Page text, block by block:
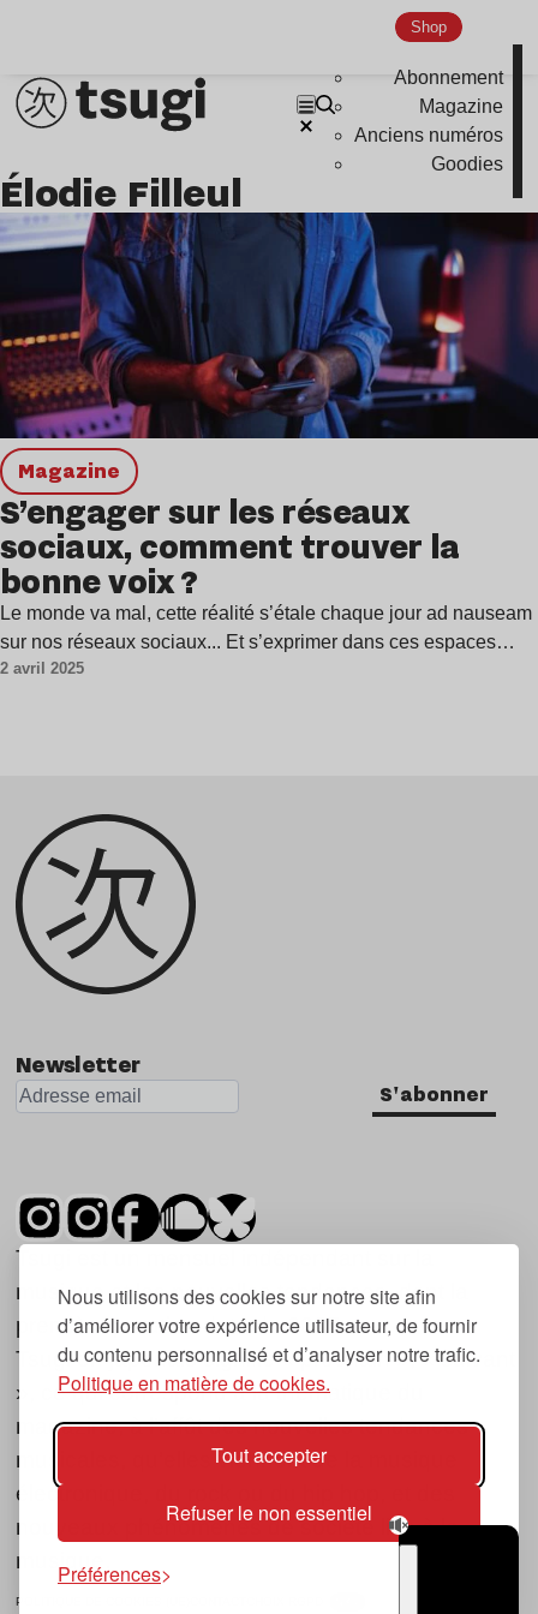
Nous utilisons des cookies sur notre site afin
d’améliorer votre expérience utilisateur, de fournir
du contenu personnalisé et d’analyser notre trafic.
Politique en matière de cookies.
Tout accepter
Refuser le non essentiel
Préférences
Shop
Abonnement
Magazine
Anciens numéros
Goodies
Nu Jazz
Élodie Filleul
magazine
S’engager sur les réseaux
sociaux, comment trouver la
bonne voix ?
Le monde va mal, cette réalité s’étale chaque jour ad nauseam
sur nos réseaux sociaux... Et s’exprimer dans ces espaces…
2 avril 2025
Newsletter
S'abonner
Tsugi est un mensuel indépendant sur la
musique et les nouvelles tendances, dont la
première parution date de 2007.
Tsugi en japonais signifie « prochain », « suivant
», ce qui correspond à la thématique du
magazine, à l’affût des nouvelles tendances
musicales, qu’elles viennent de la musique
électronique, du rock ou du hip hop, et des
nouveaux phénomènes de société liés à la
musique.
POLITIQUE DE COOKIES (UE)